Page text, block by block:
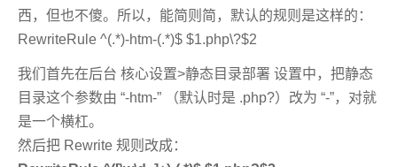
西，但也不傻。所以，能简则简，默认的规则是这样的：
RewriteRule ^(.*)-htm-(.*)$ $1.php\?$2
我们首先在后台 核心设置>静态目录部署 设置中，把静态
目录这个参数由 “-htm-” （默认时是 .php?）改为 “-”，对就
是一个横杠。
然后把 Rewrite 规则改成：